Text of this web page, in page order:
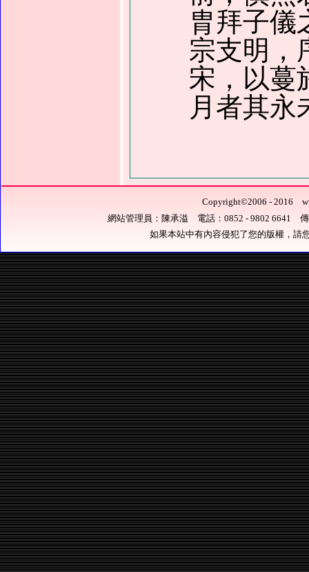
胄拜子儀
宗支明，
宋，以蔓
月者其永
Copyright©2006 - 2016
網站管理員：陳承溢 電話：0852 - 9802 6641
如果本站中有內容侵犯了您的版權，請